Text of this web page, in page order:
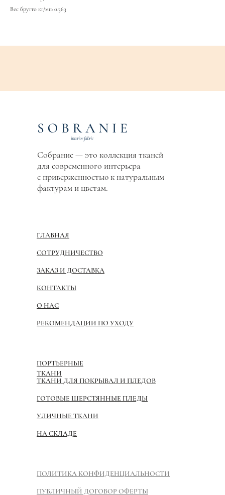
Вес брутто кг/мп: 0.363
Собрание — это коллекция тканей
для современного интерьера
с приверженностью к натуральным
фактурам и цветам.
ГЛАВНАЯ
СОТРУДНИЧЕСТВО
ЗАКАЗ И ДОСТАВКА
КОНТАКТЫ
О НАС
ПОЛИТИКА КОНФИДЕНЦИАЛЬНОСТИ
ПОРТЬЕРНЫЕ
ТКАНИ
ТКАНИ ДЛЯ ПОКРЫВАЛ И ПЛЕДОВ
ГОТОВЫЕ ШЕРСТЯННЫЕ ПЛЕДЫ
УЛИЧНЫЕ ТКАНИ
НА СКЛАДЕ
РЕКОМЕНДАЦИИ ПО УХОДУ
ПУБЛИЧНЫЙ ДОГОВОР ОФЕРТЫ